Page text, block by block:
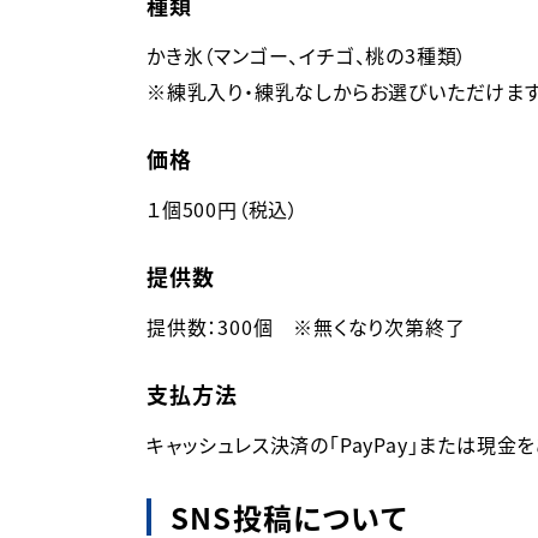
かき氷（マンゴー、イチゴ、桃の3種類）
価格
１個500円（税込）
提供数
提供数：300個　※無くなり次第終了
支払方法
キャッシュレス決済の「PayPay」または現金
SNS投稿について